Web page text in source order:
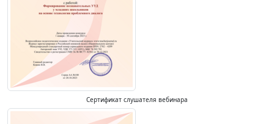
Сертификат слушателя вебинара